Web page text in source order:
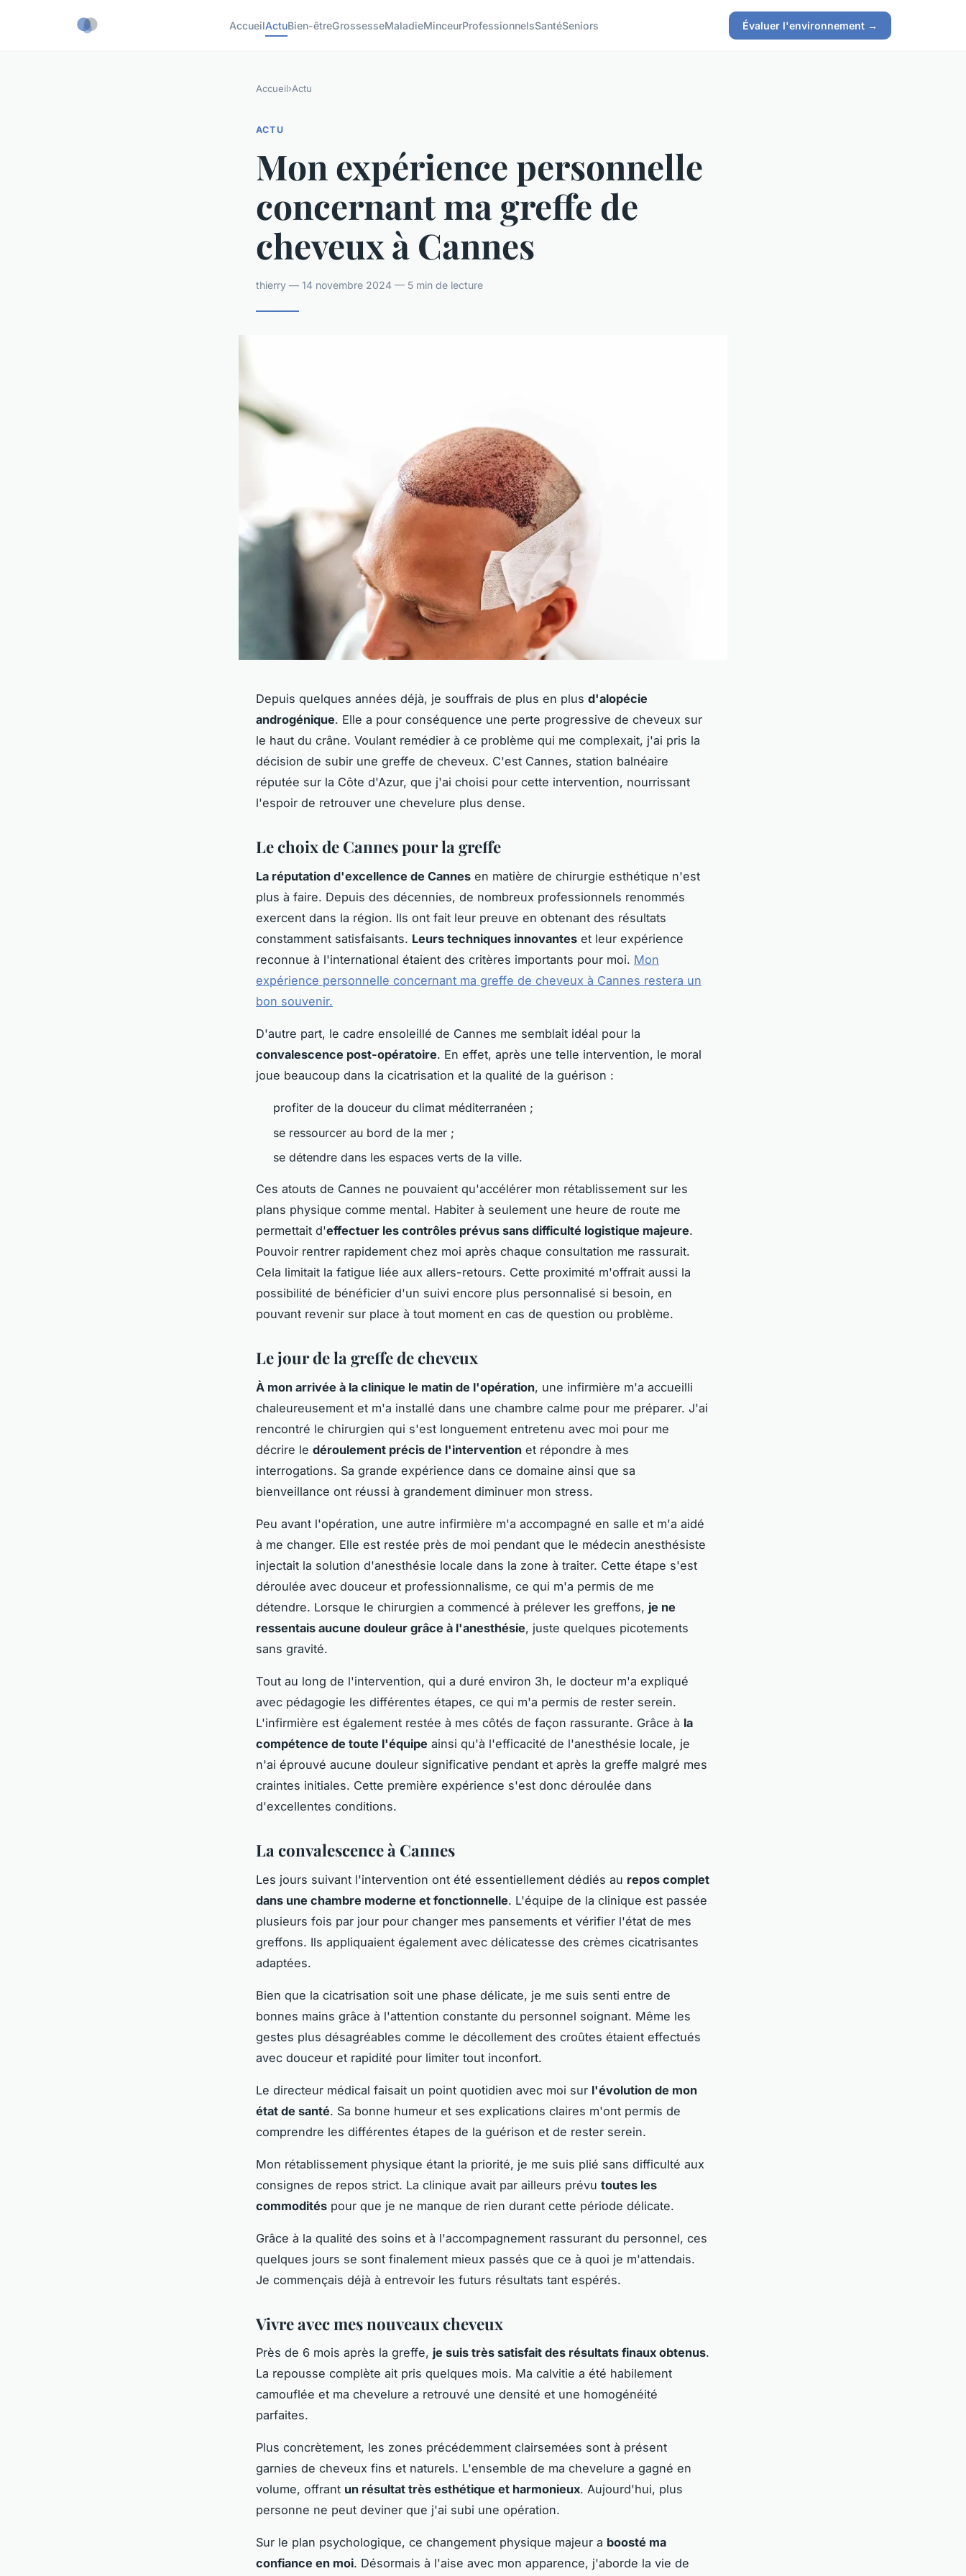
AccueilActuBien-êtreGrossesseMaladieMinceurProfessionnelsSantéSeniors Évaluer l'environnement →
Accueil›Actu
ACTU
Mon expérience personnelle
concernant ma greffe de
cheveux à Cannes
thierry — 14 novembre 2024 — 5 min de lecture
Depuis quelques années déjà, je souffrais de plus en plus d'alopécie
androgénique. Elle a pour conséquence une perte progressive de cheveux sur
le haut du crâne. Voulant remédier à ce problème qui me complexait, j'ai pris la
décision de subir une greffe de cheveux. C'est Cannes, station balnéaire
réputée sur la Côte d'Azur, que j'ai choisi pour cette intervention, nourrissant
l'espoir de retrouver une chevelure plus dense.
Le choix de Cannes pour la greffe
La réputation d'excellence de Cannes en matière de chirurgie esthétique n'est
plus à faire. Depuis des décennies, de nombreux professionnels renommés
exercent dans la région. Ils ont fait leur preuve en obtenant des résultats
constamment satisfaisants. Leurs techniques innovantes et leur expérience
reconnue à l'international étaient des critères importants pour moi. Mon
expérience personnelle concernant ma greffe de cheveux à Cannes restera un
bon souvenir.
D'autre part, le cadre ensoleillé de Cannes me semblait idéal pour la
convalescence post-opératoire. En effet, après une telle intervention, le moral
joue beaucoup dans la cicatrisation et la qualité de la guérison :
profiter de la douceur du climat méditerranéen ;
se ressourcer au bord de la mer ;
se détendre dans les espaces verts de la ville.
Ces atouts de Cannes ne pouvaient qu'accélérer mon rétablissement sur les
plans physique comme mental. Habiter à seulement une heure de route me
permettait d'effectuer les contrôles prévus sans difficulté logistique majeure.
Pouvoir rentrer rapidement chez moi après chaque consultation me rassurait.
Cela limitait la fatigue liée aux allers-retours. Cette proximité m'offrait aussi la
possibilité de bénéficier d'un suivi encore plus personnalisé si besoin, en
pouvant revenir sur place à tout moment en cas de question ou problème.
Le jour de la greffe de cheveux
À mon arrivée à la clinique le matin de l'opération, une infirmière m'a accueilli
chaleureusement et m'a installé dans une chambre calme pour me préparer. J'ai
rencontré le chirurgien qui s'est longuement entretenu avec moi pour me
décrire le déroulement précis de l'intervention et répondre à mes
interrogations. Sa grande expérience dans ce domaine ainsi que sa
bienveillance ont réussi à grandement diminuer mon stress.
Peu avant l'opération, une autre infirmière m'a accompagné en salle et m'a aidé
à me changer. Elle est restée près de moi pendant que le médecin anesthésiste
injectait la solution d'anesthésie locale dans la zone à traiter. Cette étape s'est
déroulée avec douceur et professionnalisme, ce qui m'a permis de me
détendre. Lorsque le chirurgien a commencé à prélever les greffons, je ne
ressentais aucune douleur grâce à l'anesthésie, juste quelques picotements
sans gravité.
Tout au long de l'intervention, qui a duré environ 3h, le docteur m'a expliqué
avec pédagogie les différentes étapes, ce qui m'a permis de rester serein.
L'infirmière est également restée à mes côtés de façon rassurante. Grâce à la
compétence de toute l'équipe ainsi qu'à l'efficacité de l'anesthésie locale, je
n'ai éprouvé aucune douleur significative pendant et après la greffe malgré mes
craintes initiales. Cette première expérience s'est donc déroulée dans
d'excellentes conditions.
La convalescence à Cannes
Les jours suivant l'intervention ont été essentiellement dédiés au repos complet
dans une chambre moderne et fonctionnelle. L'équipe de la clinique est passée
plusieurs fois par jour pour changer mes pansements et vérifier l'état de mes
greffons. Ils appliquaient également avec délicatesse des crèmes cicatrisantes
adaptées.
Bien que la cicatrisation soit une phase délicate, je me suis senti entre de
bonnes mains grâce à l'attention constante du personnel soignant. Même les
gestes plus désagréables comme le décollement des croûtes étaient effectués
avec douceur et rapidité pour limiter tout inconfort.
Le directeur médical faisait un point quotidien avec moi sur l'évolution de mon
état de santé. Sa bonne humeur et ses explications claires m'ont permis de
comprendre les différentes étapes de la guérison et de rester serein.
Mon rétablissement physique étant la priorité, je me suis plié sans difficulté aux
consignes de repos strict. La clinique avait par ailleurs prévu toutes les
commodités pour que je ne manque de rien durant cette période délicate.
Grâce à la qualité des soins et à l'accompagnement rassurant du personnel, ces
quelques jours se sont finalement mieux passés que ce à quoi je m'attendais.
Je commençais déjà à entrevoir les futurs résultats tant espérés.
Vivre avec mes nouveaux cheveux
Près de 6 mois après la greffe, je suis très satisfait des résultats finaux obtenus.
La repousse complète ait pris quelques mois. Ma calvitie a été habilement
camouflée et ma chevelure a retrouvé une densité et une homogénéité
parfaites.
Plus concrètement, les zones précédemment clairsemées sont à présent
garnies de cheveux fins et naturels. L'ensemble de ma chevelure a gagné en
volume, offrant un résultat très esthétique et harmonieux. Aujourd'hui, plus
personne ne peut deviner que j'ai subi une opération.
Sur le plan psychologique, ce changement physique majeur a boosté ma
confiance en moi. Désormais à l'aise avec mon apparence, j'aborde la vie de